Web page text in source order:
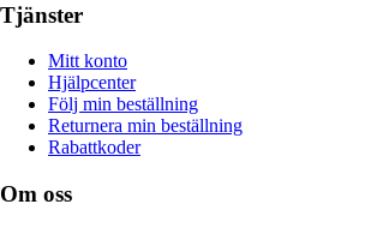
Tjänster
Mitt konto
Hjälpcenter
Följ min beställning
Returnera min beställning
Rabattkoder
Om oss